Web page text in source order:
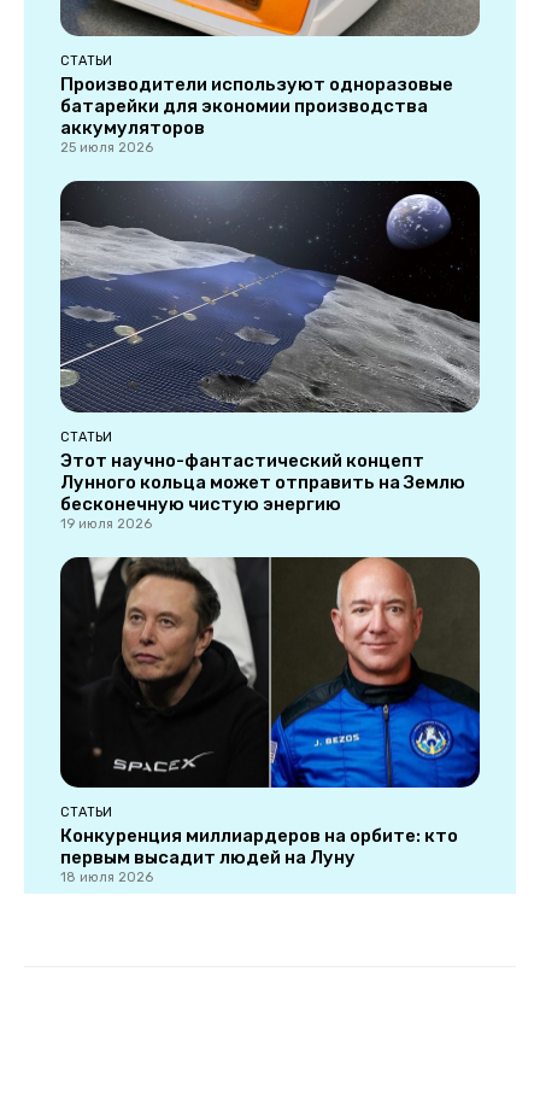
СТАТЬИ
Производители используют одноразовые
батарейки для экономии производства
аккумуляторов
25 июля 2026
СТАТЬИ
Этот научно-фантастический концепт
Лунного кольца может отправить на Землю
бесконечную чистую энергию
19 июля 2026
СТАТЬИ
Конкуренция миллиардеров на орбите: кто
первым высадит людей на Луну
18 июля 2026